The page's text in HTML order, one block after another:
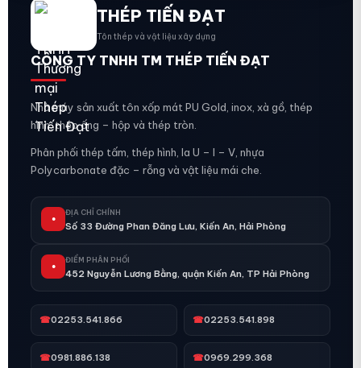
THÉP TIẾN ĐẠT
Tôn thép và vật liệu xây dựng
CÔNG TY TNHH TM THÉP TIẾN ĐẠT
Nhà máy sản xuất tôn xốp mát PU Gold, inox, xà gồ, thép
hình, thép ống – hộp và thép tròn.
Phân phối thép tấm, thép hình, la U – I – V, nhựa
Polycarbonate đặc – rỗng và vật liệu mái che.
●
ĐỊA CHỈ CHÍNH
Số 33 Đường Phan Đăng Lưu, Kiến An, Hải Phòng
●
ĐIỂM PHÂN PHỐI
452 Nguyễn Lương Bằng, quận Kiến An, TP Hải Phòng
☎02253.541.866 ☎02253.541.898
☎0981.886.138 ☎0969.299.368